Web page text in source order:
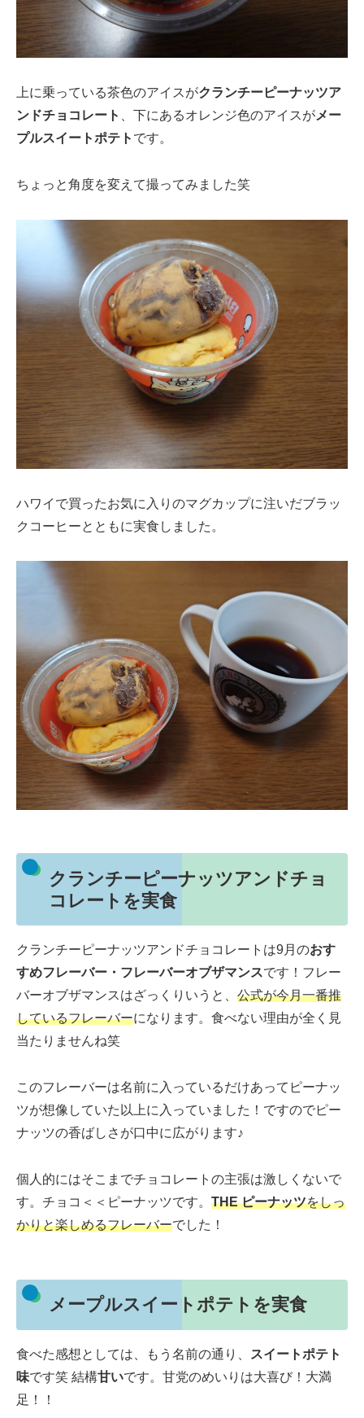
上に乗っている茶色のアイスがクランチーピーナッツア
ンドチョコレート
、下にあるオレンジ色のアイスがメー
プルスイートポテト です。
ちょっと角度を変えて撮ってみました笑
ハワイで買ったお気に入りのマグカップに注いだブラッ
クコーヒーとともに実食しました。
クランチーピーナッツアンドチョ
コレートを実食
クランチーピーナッツアンドチョコレートは9月のおす
すめフレーバー・フレーバーオブザマンスです！フレー
バーオブザマンスはざっくりいうと、 公式が今月一番推
しているフレーバーになります。食べない理由が全く見
当たりませんね笑
このフレーバーは名前に入っているだけあってピーナッ
ツが想像していた以上に入っていました！ですのでピー
ナッツの香ばしさが口中に広がります♪
個人的にはそこまでチョコレートの主張は激しくないで
す。チョコ＜＜ピーナッツです。 THE ピーナッツをしっ
かりと楽しめるフレーバーでした！
メープルスイートポテトを実食
食べた感想としては、もう名前の通り、
スイートポテト
味です笑 結構甘いです。甘党のめいりは大喜び！大満
足！！